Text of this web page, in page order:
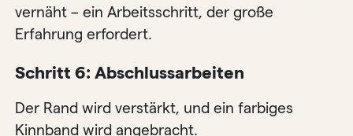
vernäht – ein Arbeitsschritt, der große
Erfahrung erfordert.
Schritt 6: Abschlussarbeiten
Der Rand wird verstärkt, und ein farbiges
Kinnband wird angebracht.